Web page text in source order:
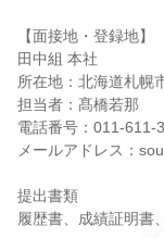
【面接地・登録地】
田中組 本社
所在地：北海道札幌
担当者：髙橋若那
電話番号：011-611-
メールアドレス：
提出書類
履歴書、成績証明書